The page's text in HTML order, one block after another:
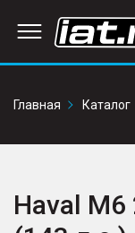
Главная
Каталог
Haval M6